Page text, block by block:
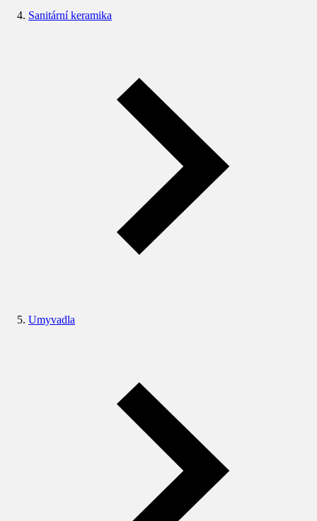
Sanitární keramika
Umyvadla